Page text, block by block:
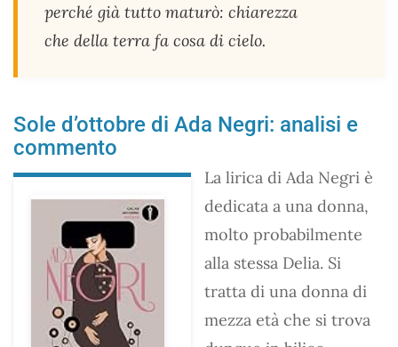
perché già tutto maturò: chiarezza
che della terra fa cosa di cielo.
Sole d’ottobre di Ada Negri: analisi e
commento
La lirica di Ada Negri è
dedicata a una donna,
molto probabilmente
alla stessa Delia. Si
tratta di una donna di
mezza età che si trova